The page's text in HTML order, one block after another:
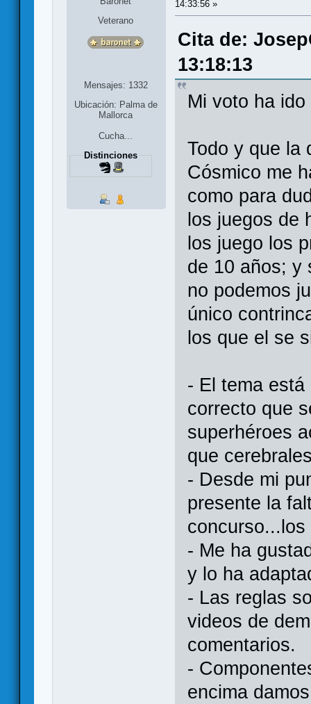
Veterano
Mensajes: 1332
Ubicación: Palma de
Mallorca
Cucha...
Distinciones
14:33:56 »
Cita de:
13:18:13
Mi voto ha
Todo y que la
Cósmico me
como para
los juegos de
los juego los
de 10 años;
no podemos
único
los que el se
- El tema
correcto que
superhéroes
que
- Desde mi
presente la
- Me ha
y lo ha
- Las reglas
videos de
comentarios.
-
encima